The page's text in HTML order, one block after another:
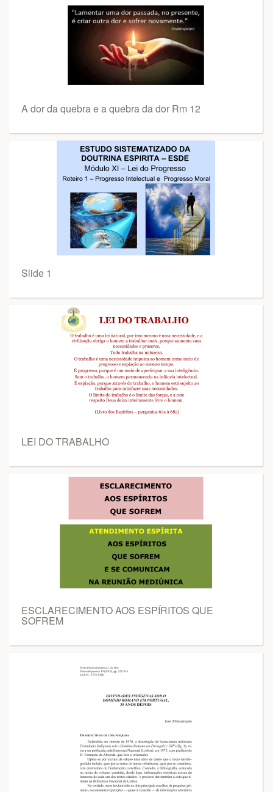
A dor da quebra e a quebra da dor Rm 12
Slide 1
LEI DO TRABALHO
ESCLARECIMENTO AOS ESPÍRITOS QUE
SOFREM